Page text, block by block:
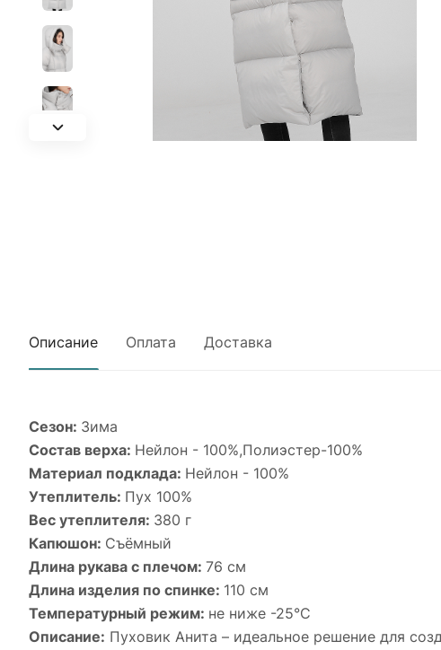
Описание Оплата Доставка
Сезон: Зима
Cостав верха: Нейлон - 100%,Полиэстер-100%
Материал подклада: Нейлон - 100%
Утеплитель: Пух 100%
Вес утеплителя: 380 г
Капюшон: Съёмный
Длина рукава с плечом: 76 см
Длина изделия по спинке: 110 см
Температурный режим: не ниже -25°С
Описание: Пуховик Анита – идеальное решение для